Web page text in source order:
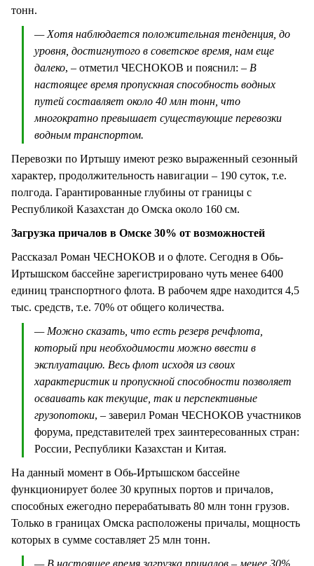
тонн.
— Хотя наблюдается положительная тенденция, до
уровня, достигнутого в советское время, нам еще
далеко, – отметил ЧЕСНОКОВ и пояснил: – В
настоящее время пропускная способность водных
путей составляет около 40 млн тонн, что
многократно превышает существующие перевозки
водным транспортом.
Перевозки по Иртышу имеют резко выраженный сезонный
характер, продолжительность навигации – 190 суток, т.е.
полгода. Гарантированные глубины от границы с
Республикой Казахстан до Омска около 160 см.
Загрузка причалов в Омске 30% от возможностей
Рассказал Роман ЧЕСНОКОВ и о флоте. Сегодня в Обь-
Иртышском бассейне зарегистрировано чуть менее 6400
единиц транспортного флота. В рабочем ядре находится 4,5
тыс. средств, т.е. 70% от общего количества.
— Можно сказать, что есть резерв речфлота,
который при необходимости можно ввести в
эксплуатацию. Весь флот исходя из своих
характеристик и пропускной способности позволяет
осваивать как текущие, так и перспективные
грузопотоки, – заверил Роман ЧЕСНОКОВ участников
форума, представителей трех заинтересованных стран:
России, Республики Казахстан и Китая.
На данный момент в Обь-Иртышском бассейне
функционирует более 30 крупных портов и причалов,
способных ежегодно перерабатывать 80 млн тонн грузов.
Только в границах Омска расположены причалы, мощность
которых в сумме составляет 25 млн тонн.